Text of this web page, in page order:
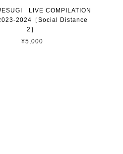
LIVE COMPILATION
2024［Social Distance
2］
¥5,000